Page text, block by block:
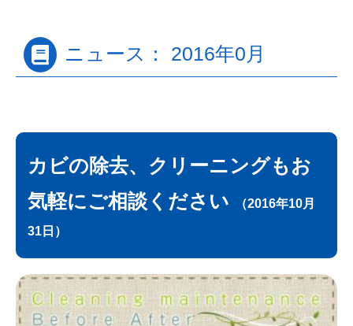
ニュース： 2016年0月
カビの除去、クリーニングもお
気軽にご相談ください
（2016年10月
31日）